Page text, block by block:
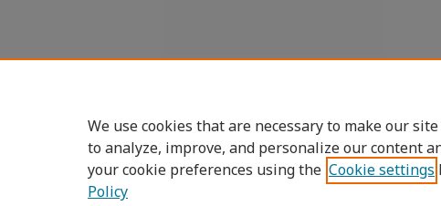
We use cookies that are necessary to make our
to analyze, improve, and personalize our content
your cookie preferences using the Cookie settings
Policy